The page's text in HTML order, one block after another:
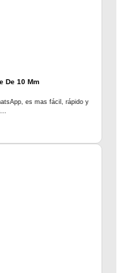
De 10 Mm
es mas fácil, rápido y